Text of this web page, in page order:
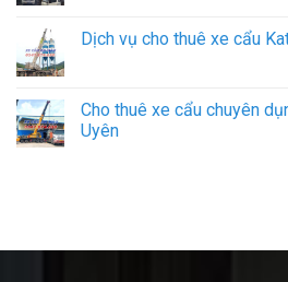
Dịch vụ cho thuê xe cẩu
Cho thuê xe cẩu chuyên
Uyên